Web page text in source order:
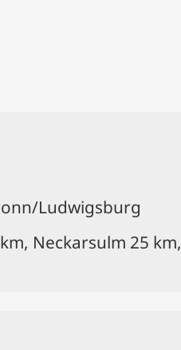
Ludwigsburg
Neckarsulm 25